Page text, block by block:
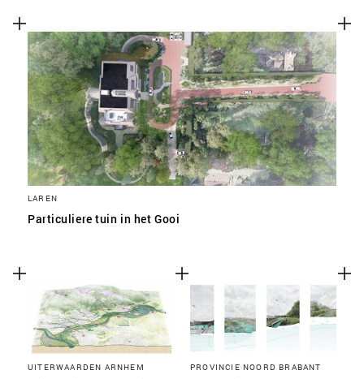
LAREN
Particuliere tuin in het Gooi
UITERWAARDEN ARNHEM PROVINCIE NOORD BRABANT
SLA VOORKEUREN OP